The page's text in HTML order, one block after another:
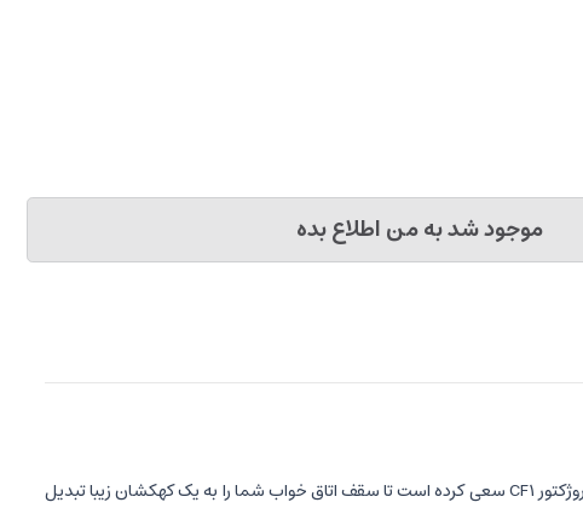
موجود شد به من اطلاع بده
با ارائه پروژکتور CF1 سعی کرده است تا سقف اتاق خواب شما را به یک کهکشان زیبا تبدیل